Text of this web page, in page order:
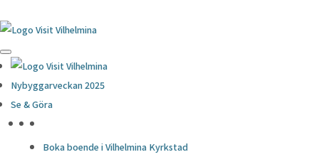
Nybyggarveckan 2025
Se & Göra
Boka boende i Vilhelmina Kyrkstad